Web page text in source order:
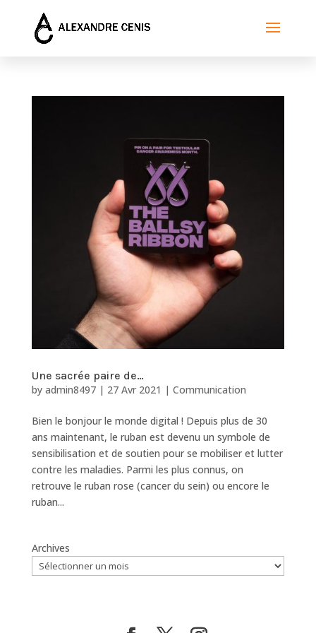
Une sacrée paire de…
by admin8497| 27 Avr 2021 | Communication
Bien le bonjour le monde digital ! Depuis plus de 30
ans maintenant, le ruban est devenu un symbole de
sensibilisation et de soutien pour se mobiliser et lutter
contre les maladies. Parmi les plus connus, on
retrouve le ruban rose (cancer du sein) ou encore le
ruban...
Archives